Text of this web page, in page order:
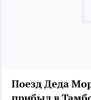
Поезд Деда